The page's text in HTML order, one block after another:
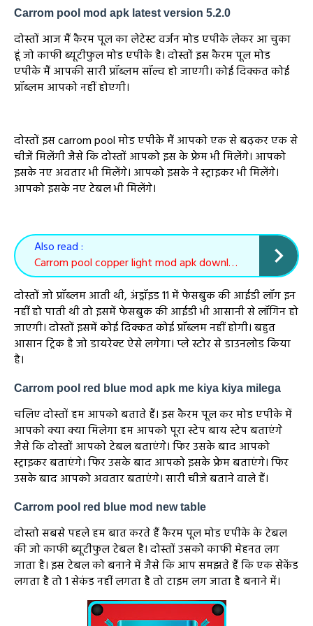
Carrom pool mod apk latest version 5.2.0
दोस्तों आज मैं कैरम पूल का लेटेस्ट वर्जन मोड एपीके लेकर आ चुका
हूं जो काफी ब्यूटीफुल मोड एपीके है। दोस्तों इस कैरम पूल मोड
एपीके मैं आपकी सारी प्रॉब्लम सॉल्व हो जाएगी। कोई दिक्कत कोई
प्रॉब्लम आपको नहीं होएगी।
दोस्तों इस carrom pool मोड एपीके मैं आपको एक से बढ़कर एक से
चीजें मिलेंगी जैसे कि दोस्तों आपको इस के फ्रेम भी मिलेंगे। आपको
इसके नए अवतार भी मिलेंगे। आपको इसके ने स्ट्राइकर भी मिलेंगे।
आपको इसके नए टेबल भी मिलेंगे।
Also read :
Carrom pool copper light mod apk download kaise
दोस्तों जो प्रॉब्लम आती थी, अंड्रॉइड 11 में फेसबुक की आईडी लॉग इन
नहीं हो पाती थी तो इसमें फेसबुक की आईडी भी आसानी से लॉगिन हो
जाएगी। दोस्तों इसमें कोई दिक्कत कोई प्रॉब्लम नहीं होगी। बहुत
आसान ट्रिक है जो डायरेक्ट ऐसे लगेगा। प्ले स्टोर से डाउनलोड किया
है।
Carrom pool red blue mod apk me kiya kiya milega
चलिए दोस्तों हम आपको बताते हैं। इस कैरम पूल कर मोड एपीके में
आपको क्या क्या मिलेगा हम आपको पूरा स्टेप बाय स्टेप बताएंगे
जैसे कि दोस्तों आपको टेबल बताएंगे। फिर उसके बाद आपको
स्ट्राइकर बताएंगे। फिर उसके बाद आपको इसके फ्रेम बताएंगे। फिर
उसके बाद आपको अवतार बताएंगे। सारी चीजे बताने वाले हैं।
Carrom pool red blue mod new table
दोस्तो सबसे पहले हम बात करते हैं कैरम पूल मोड एपीके के टेबल
की जो काफी ब्यूटीफुल टेबल है। दोस्तों उसको काफी मेहनत लग
जाता है। इस टेबल को बनाने में जैसे कि आप समझते हैं कि एक सेकेंड
लगता है तो 1 सेकंड नहीं लगता है तो टाइम लग जाता है बनाने में।